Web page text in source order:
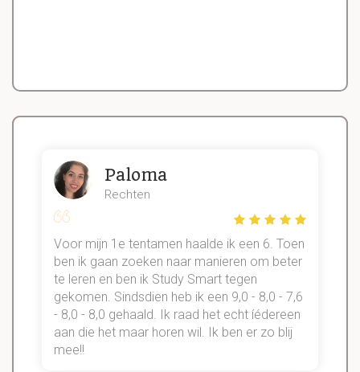
Paloma
Rechten
Voor mijn 1e tentamen haalde ik een 6. Toen
ben ik gaan zoeken naar manieren om beter
te leren en ben ik Study Smart tegen
gekomen. Sindsdien heb ik een 9,0 - 8,0 - 7,6
- 8,0 - 8,0 gehaald. Ik raad het echt íédereen
aan die het maar horen wil. Ik ben er zo blij
mee!!